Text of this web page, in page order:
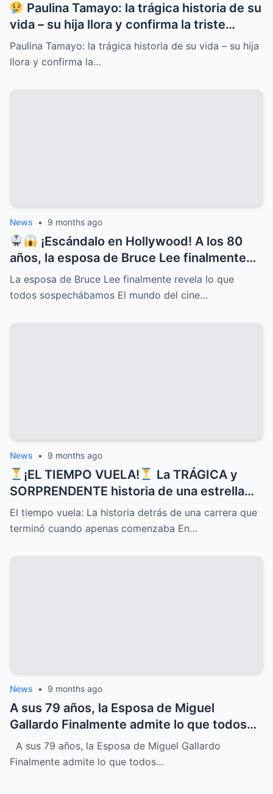
Paulina Tamayo: la trágica historia de su
vida – su hija llora y confirma la triste
noticia
Paulina Tamayo: la trágica historia de su vida – su hija
llora y confirma la…
News • 9 months ago
¡Escándalo en Hollywood! A los 80
años, la esposa de Bruce Lee finalmente
rompe el silencio y revela lo que todos
sospechábamos: secretos ocultos,
La esposa de Bruce Lee finalmente revela lo que
todos sospechábamos El mundo del cine…
News • 9 months ago
¡EL TIEMPO VUELA!
La TRÁGICA y
SORPRENDENTE historia de una estrella
que CONQUISTÓ corazones con sus
canciones pero cuyo DESTINO inesperado
El tiempo vuela: La historia detrás de una carrera que
terminó cuando apenas comenzaba En…
News • 9 months ago
A sus 79 años, la Esposa de Miguel
Gallardo Finalmente admite lo que todos
sospechábamos
A sus 79 años, la Esposa de Miguel Gallardo
Finalmente admite lo que todos…